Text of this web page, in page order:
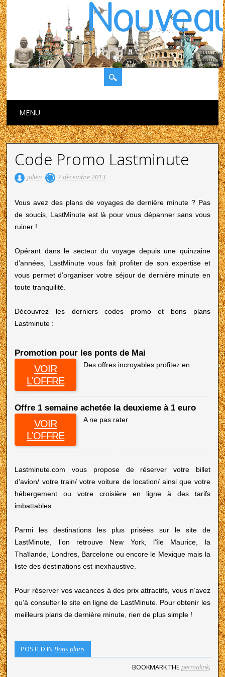
Main menu
MENU
Code Promo Lastminute
julien 7 décembre 2013
Vous avez des plans de voyages de dernière minute ? Pas
de soucis, LastMinute est là pour vous dépanner sans vous
ruiner !
Opérant dans le secteur du voyage depuis une quinzaine
d’années, LastMinute vous fait profiter de son expertise et
vous permet d’organiser votre séjour de dernière minute en
toute tranquilité.
Découvrez les derniers codes promo et bons plans
Lastminute :
Promotion pour les ponts de Mai
VOIR
L'OFFRE
Des offres incroyables profitez en
Offre 1 semaine achetée la deuxieme à 1 euro
VOIR
L'OFFRE
A ne pas rater
Lastminute.com vous propose de réserver votre billet
d’avion/ votre train/ votre voiture de location/ ainsi que votre
hébergement ou votre croisière en ligne à des tarifs
imbattables.
Parmi les destinations les plus prisées sur le site de
LastMinute, l’on retrouve New York, l’île Maurice, la
Thaïlande, Londres, Barcelone ou encore le Mexique mais la
liste des destinations est inexhaustive.
Pour réserver vos vacances à des prix attractifs, vous n’avez
qu’à consulter le site en ligne de LastMinute. Pour obtenir les
meilleurs plans de dernière minute, rien de plus simple !
POSTED INBons plans
BOOKMARK THE permalink.